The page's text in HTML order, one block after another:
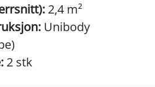
2,4 m²
Unibody
2 stk